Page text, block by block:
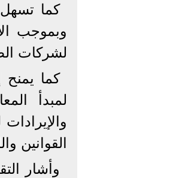
كما
وبموجب
لشركات
كما يمنح
لمبدأ
القوانين
وأشار